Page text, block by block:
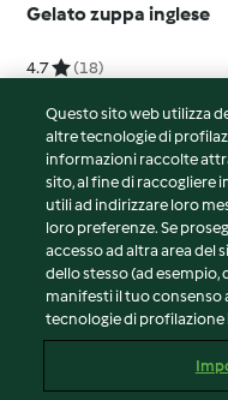
Gelato zuppa inglese
4.7 (18)
© Copyright 2026
Termini del servizio
Informativa sulla privacy
Avvertenze generali
Note legali
Contenuto del rapporto
Questo sito web utilizza
altre tecnologie di
informazioni raccolte
sito, al fine di raccogliere
utili ad indirizzare loro
loro preferenze. Se
accesso ad altra area del
dello stesso (ad esempio,
manifesti il tuo consenso
tecnologie di profilazione